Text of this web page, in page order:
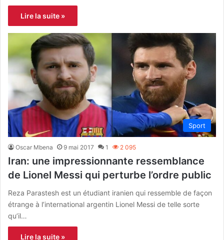
Lire la suite »
Sport
Oscar Mbena 9 mai 2017 1 2 095
Iran: une impressionnante ressemblance
de Lionel Messi qui perturbe l’ordre public
Reza Parastesh est un étudiant iranien qui ressemble de façon
étrange à l’international argentin Lionel Messi de telle sorte
qu’il…
Lire la suite »